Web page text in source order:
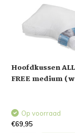
Hoofdkussen
FREE medium
Op voorraad
€69,95